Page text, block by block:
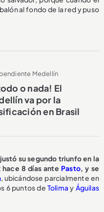
al fondo de la red y puso
Medellín
o nada! El
va por la
en Brasil
su segundo triunfo en la
8 días ante Pasto, y se
, ubicándose parcialmente en
6 puntos de Tolimay Águilas